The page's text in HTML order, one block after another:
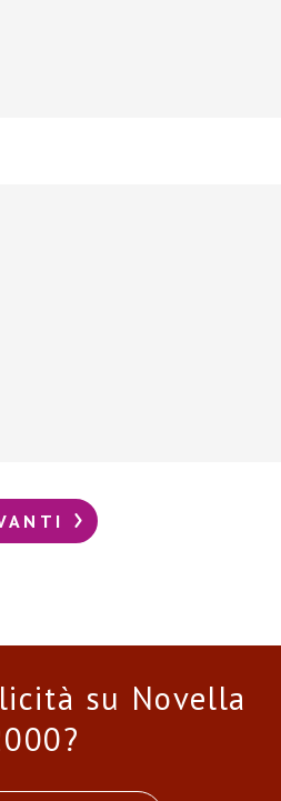
su Novella